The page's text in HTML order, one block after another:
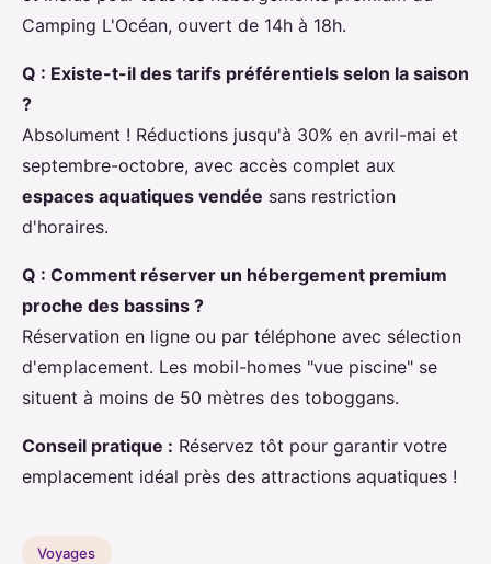
Camping L'Océan, ouvert de 14h à 18h.
Q : Existe-t-il des tarifs préférentiels selon la saison
?
Absolument ! Réductions jusqu'à 30% en avril-mai et
septembre-octobre, avec accès complet aux
espaces aquatiques vendée sans restriction
d'horaires.
Q : Comment réserver un hébergement premium
proche des bassins ?
Réservation en ligne ou par téléphone avec sélection
d'emplacement. Les mobil-homes "vue piscine" se
situent à moins de 50 mètres des toboggans.
Conseil pratique : Réservez tôt pour garantir votre
emplacement idéal près des attractions aquatiques !
Voyages